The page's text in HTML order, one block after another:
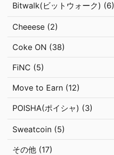
Bitwalk(ビットウォーク) (6)
Cheeese (2)
Coke ON (38)
FiNC (5)
Move to Earn (12)
POISHA(ポイシャ) (3)
Sweatcoin (5)
その他 (17)